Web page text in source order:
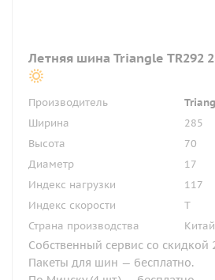
Летняя шина Triangle TR292
Производитель
Ширина
285
Высота
70
Диаметр
17
Индекс нагрузки
117
Индекс скорости
T
Страна производства
Китай
Собственный сервис со скидкой
Пакеты для шин — бесплатно.